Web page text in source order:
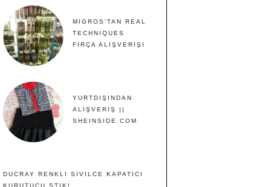
MIGROS'TAN REAL
TECHNIQUES
FIRÇA ALIŞVERIŞI
YURTDIŞINDAN
ALIŞVERIŞ ||
SHEINSIDE.COM
DUCRAY RENKLI SIVILCE KAPATICI
KURUTUCU STIK!